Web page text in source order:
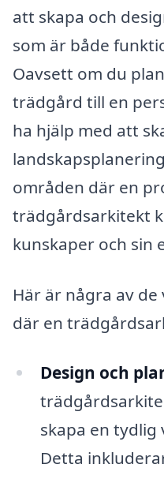
att skapa och
som är både
Oavsett om du
trädgård till en
ha hjälp med att
områden där en
trädgårdsarkitekt
kunskaper och sin
Här är några av
där en
Design och
skapa en
Detta